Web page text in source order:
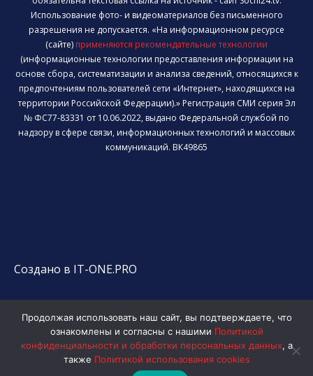
Использование фото- и видеоматериалов без письменного
разрешения не допускается. «На информационном ресурсе
(сайте) применяются рекомендательные технологии
(информационные технологии предоставления информации на
основе сбора, систематизации и анализа сведений, относящихся к
предпочтениям пользователей сети «Интернет», находящихся на
территории Российской Федерации).» Регистрация СМИ серия Эл
№ ФС77-83331 от 10.06.2022, выдано Федеральной службой по
надзору в сфере связи, информационных технологий и массовых
коммуникаций. ВК49865
Создано в IT-ONE.PRO
Продолжая использовать наш сайт, вы подтверждаете, что
ознакомлены и согласны с нашими Политикой
конфиденциальности и обработки персональных данных, а
также Политикой использования cookies